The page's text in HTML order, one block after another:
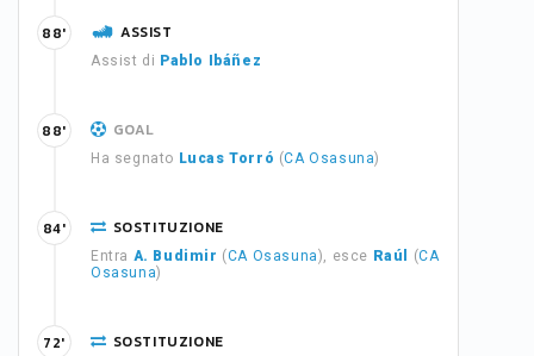
ASSIST
Assist di Pablo Ibáñez
88'
GOAL
Ha segnato Lucas Torró (CA Osasuna)
88'
SOSTITUZIONE
Entra A. Budimir (CA Osasuna), esce Raúl (CA
Osasuna)
84'
SOSTITUZIONE
72'